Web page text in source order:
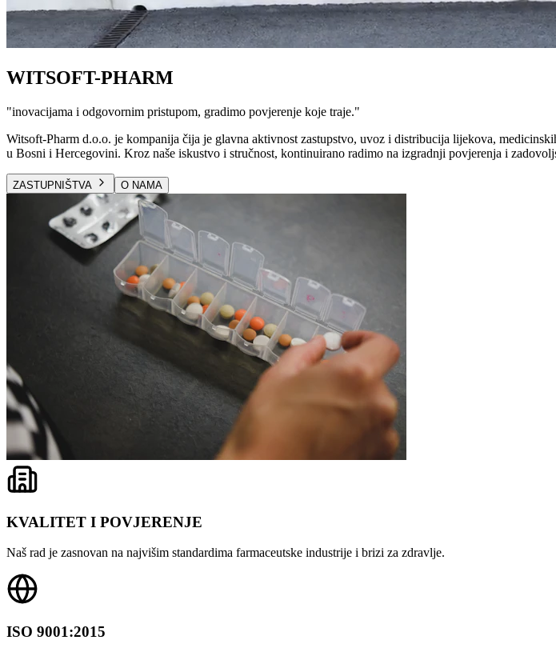
WITSOFT-PHARM
"inovacijama i odgovornim pristupom, gradimo povjerenje koje traje."
Witsoft-Pharm d.o.o. je kompanija čija je glavna aktivnost zastupstvo, uvoz i distribucija lijekova,
u Bosni i Hercegovini. Kroz naše iskustvo i stručnost, kontinuirano radimo na izgradnji povjerenja i
ZASTUPNIŠTVA O NAMA
KVALITET I POVJERENJE
Naš rad je zasnovan na najvišim standardima farmaceutske industrije i brizi za zdravlje.
ISO 9001:2015